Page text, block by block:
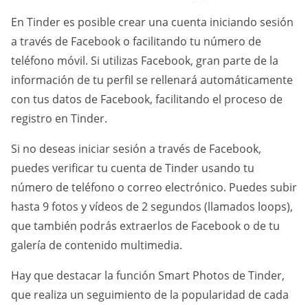
En Tinder es posible crear una cuenta iniciando sesión
a través de Facebook o facilitando tu número de
teléfono móvil. Si utilizas Facebook, gran parte de la
información de tu perfil se rellenará automáticamente
con tus datos de Facebook, facilitando el proceso de
registro en Tinder.
Si no deseas iniciar sesión a través de Facebook,
puedes verificar tu cuenta de Tinder usando tu
número de teléfono o correo electrónico. Puedes subir
hasta 9 fotos y vídeos de 2 segundos (llamados loops),
que también podrás extraerlos de Facebook o de tu
galería de contenido multimedia.
Hay que destacar la función Smart Photos de Tinder,
que realiza un seguimiento de la popularidad de cada